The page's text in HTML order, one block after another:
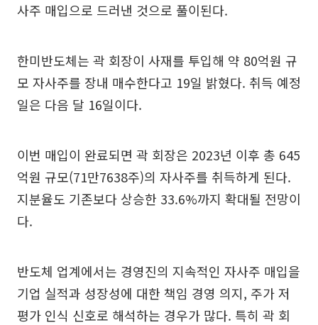
사주 매입으로 드러낸 것으로 풀이된다.
한미반도체는 곽 회장이 사재를 투입해 약 80억원 규
모 자사주를 장내 매수한다고 19일 밝혔다. 취득 예정
일은 다음 달 16일이다.
이번 매입이 완료되면 곽 회장은 2023년 이후 총 645
억원 규모(71만7638주)의 자사주를 취득하게 된다.
지분율도 기존보다 상승한 33.6%까지 확대될 전망이
다.
반도체 업계에서는 경영진의 지속적인 자사주 매입을
기업 실적과 성장성에 대한 책임 경영 의지, 주가 저
평가 인식 신호로 해석하는 경우가 많다. 특히 곽 회